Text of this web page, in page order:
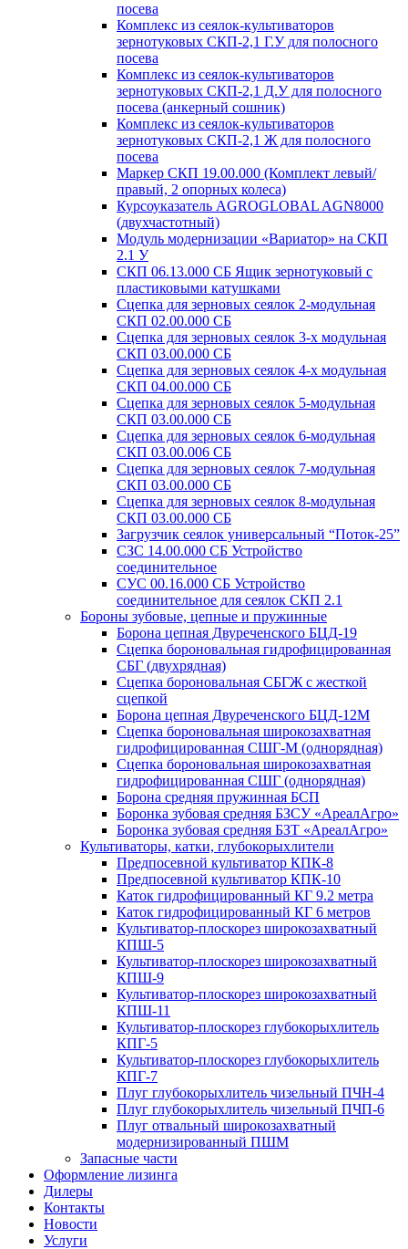
посева
Комплекс из сеялок-культиваторов
зернотуковых СКП-2,1 Г.У для полосного
посева
Комплекс из сеялок-культиваторов
зернотуковых СКП-2,1 Д.У для полосного
посева (анкерный сошник)
Комплекс из сеялок-культиваторов
зернотуковых СКП-2,1 Ж для полосного
посева
Маркер СКП 19.00.000 (Комплект левый/
правый, 2 опорных колеса)
Курсоуказатель AGROGLOBAL AGN8000
(двухчастотный)
Модуль модернизации «Вариатор» на СКП
2.1 У
СКП 06.13.000 СБ Ящик зернотуковый с
пластиковыми катушками
Сцепка для зерновых сеялок 2-модульная
СКП 02.00.000 СБ
Сцепка для зерновых сеялок 3-х модульная
СКП 03.00.000 СБ
Сцепка для зерновых сеялок 4-х модульная
СКП 04.00.000 СБ
Сцепка для зерновых сеялок 5-модульная
СКП 03.00.000 СБ
Сцепка для зерновых сеялок 6-модульная
СКП 03.00.006 СБ
Сцепка для зерновых сеялок 7-модульная
СКП 03.00.000 СБ
Сцепка для зерновых сеялок 8-модульная
СКП 03.00.000 СБ
Загрузчик сеялок универсальный “Поток-25”
СЗС 14.00.000 СБ Устройство
соединительное
СУС 00.16.000 СБ Устройство
соединительное для сеялок СКП 2.1
Бороны зубовые, цепные и пружинные
Борона цепная Двуреченского БЦД-19
Сцепка бороновальная гидрофицированная
СБГ (двухрядная)
Сцепка бороновальная СБГЖ с жесткой
сцепкой
Борона цепная Двуреченского БЦД-12М
Сцепка бороновальная широкозахватная
гидрофицированная СШГ-М (однорядная)
Сцепка бороновальная широкозахватная
гидрофицированная СШГ (однорядная)
Борона средняя пружинная БСП
Боронка зубовая средняя БЗСУ «АреалАгро»
Боронка зубовая средняя БЗТ «АреалАгро»
Культиваторы, катки, глубокорыхлители
Предпосевной культиватор КПК-8
Предпосевной культиватор КПК-10
Каток гидрофицированный КГ 9.2 метра
Каток гидрофицированный КГ 6 метров
Культиватор-плоскорез широкозахватный
КПШ-5
Культиватор-плоскорез широкозахватный
КПШ-9
Культиватор-плоскорез широкозахватный
КПШ-11
Культиватор-плоскорез глубокорыхлитель
КПГ-5
Культиватор-плоскорез глубокорыхлитель
КПГ-7
Плуг глубокорыхлитель чизельный ПЧН-4
Плуг глубокорыхлитель чизельный ПЧП-6
Плуг отвальный широкозахватный
модернизированный ПШМ
Запасные части
Оформление лизинга
Дилеры
Контакты
Новости
Услуги